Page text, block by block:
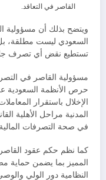
القاصر في التعاقد.
ويتضح بذلك أن مسؤولية
السعودي ليست مطلقة،
تستطيع نقض أي تصرف
مسؤولية القاصر في
حرص الأنظمة السعودية
الإخلال باستقرار
المدنية مراحل الأهلية
في صحة التصرفات المالية
كما نظم حكم عقود
المميز بما يضمن حماية
النظامية دور الولي